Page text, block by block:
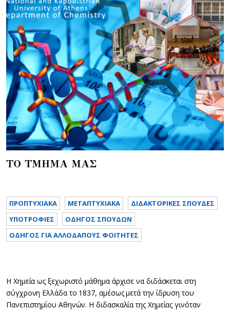
ΤΟ ΤΜΗΜΑ ΜΑΣ
ΠΡΟΠΤΥΧΙΑΚΑ METAΠΤΥΧΙΑΚΑ
ΔΙΔΑΚΤΟΡΙΚΕΣ ΣΠΟΥΔΕΣ
ΥΠΟΤΡΟΦΙΕΣ
ΟΔΗΓΟΣ ΣΠΟΥΔΩΝ
ΟΔΗΓΟΣ ΓΙΑ ΑΛΛΟΔΑΠΟΥΣ ΦΟΙΤΗΤΕΣ
Η Χημεία ως ξεχωριστό μάθημα άρχισε να διδάσκεται στη
σύγχρoνη Ελλάδα το 1837, αμέσως μετά την ίδρυση του
Πανεπιστημίου Αθηνών. Η διδασκαλία της Χημείας γινόταν